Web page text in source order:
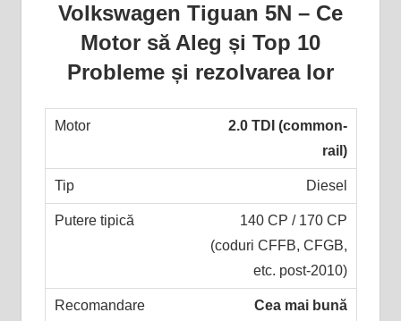
Volkswagen Tiguan 5N – Ce
Motor să Aleg și Top 10
Probleme și rezolvarea lor
2.0 TDI (common-
rail)
Diesel
140 CP / 170 CP
(coduri CFFB, CFGB,
etc. post-2010)
Cea mai bună